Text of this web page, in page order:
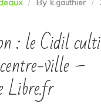
k.gauthier
: le Cidil
ville –
Libre.fr